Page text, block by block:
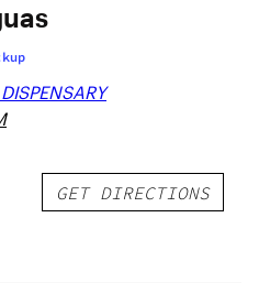
GET DIRECTIONS